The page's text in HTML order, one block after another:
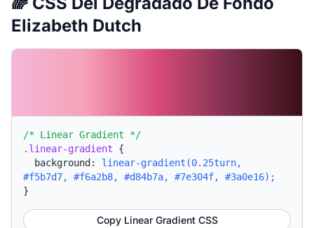
Elizabeth Dutch
/* Linear Gradient */
.linear-gradient {
background: linear-gradient(0.25turn,
#f5b7d7, #f6a2b8, #d84b7a, #7e304f, #3a0e16);
}
Copy Linear Gradient CSS